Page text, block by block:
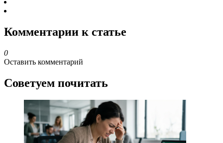
Комментарии к статье
0
Оставить комментарий
Советуем почитать